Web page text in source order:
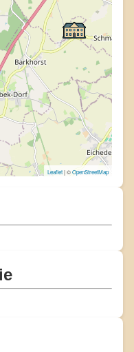
Leaflet| ©OpenStreetMap